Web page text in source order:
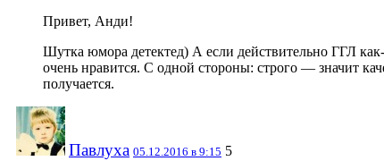
Привет, Анди!
Шутка юмора детектед) А если действительно ГГЛ
очень нравится. С одной стороны: строго — значит
получается.
Павлуха 05.12.2016 в 9:15 5